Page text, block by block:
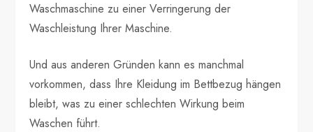
Waschmaschine zu einer Verringerung der
Waschleistung Ihrer Maschine.
Und aus anderen Gründen kann es manchmal
vorkommen, dass Ihre Kleidung im Bettbezug hängen
bleibt, was zu einer schlechten Wirkung beim
Waschen führt.